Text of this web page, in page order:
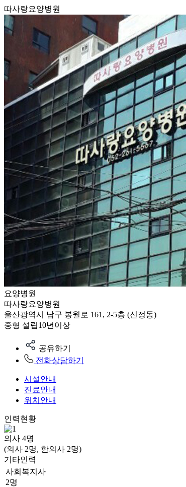
따사랑요양병원
요양병원
따사랑요양병원
울산광역시 남구 봉월로 161, 2-5층 (신정동)
중형 설립10년이상
공유하기
전화상담하기
시설안내
진료안내
위치안내
인력현황
의사 4명
(의사 2명, 한의사 2명)
기타인력
사회복지사
2명